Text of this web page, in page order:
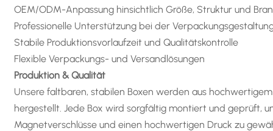
OEM/ODM-Anpassung hinsichtlich Größe, Struktur und
Professionelle Unterstützung bei der
Stabile Produktionsvorlaufzeit und Qualitätskontrolle
Flexible Verpackungs- und Versandlösungen
Produktion & Qualität
Unsere faltbaren, stabilen Boxen werden aus
hergestellt. Jede Box wird sorgfältig montiert und geprüft,
Magnetverschlüsse und einen hochwertigen Druck zu